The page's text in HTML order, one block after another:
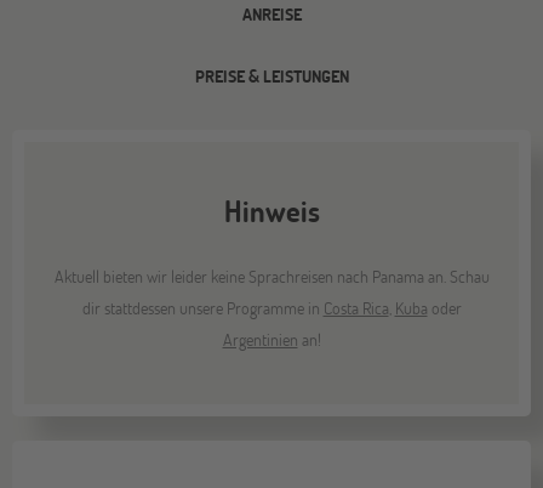
ANREISE
PREISE & LEISTUNGEN
Hinweis
Aktuell bieten wir leider keine Sprachreisen nach Panama an. Schau
dir stattdessen unsere Programme in Costa Rica Kuba oder
Argentinien an!